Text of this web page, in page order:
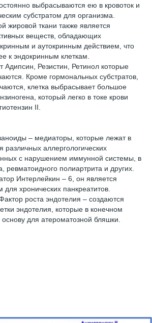
выбрасываются ею в кровоток и
субстратом для организма.
жировой ткани также является
веществ, обладающих
и аутокринным действием, что
к эндокринным клеткам.
Адипсин, Резистин, Ретинол которые
Кроме гормональных субстратов,
клетка выбрасывает большое
который легко в токе крови
II.
– медиаторы, которые лежат в
различных аллергологических
с нарушением иммунной системы, в
ревматоидного полиартрита и других.
Интерлейкин – 6, он является
хронических панкреатитов.
роста эндотелия – создаются
эндотелия, которые в конечном
основу для атероматозной бляшки.